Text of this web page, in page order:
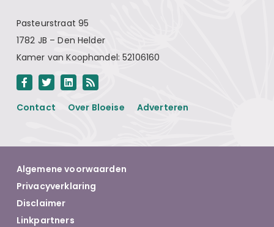
Pasteurstraat 95
1782 JB – Den Helder
Kamer van Koophandel: 52106160
Contact Over Bloeise Adverteren
Algemene voorwaarden
Privacyverklaring
Disclaimer
Linkpartners